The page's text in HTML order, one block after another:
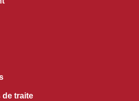
de traite